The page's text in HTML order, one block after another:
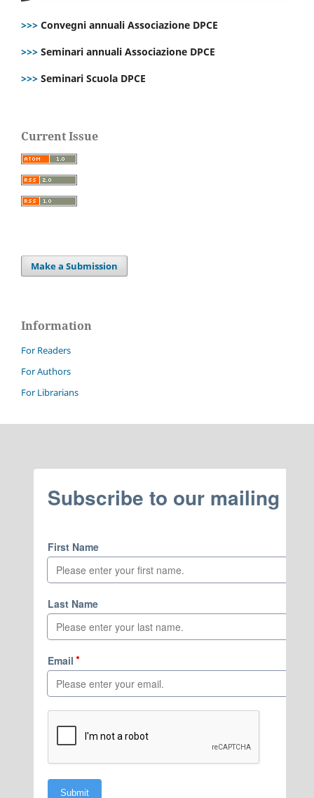
>>> Convegni annuali Associazione DPCE
>>> Seminari annuali Associazione DPCE
>>> Seminari Scuola DPCE
Current Issue
Make a Submission
Information
For Readers
For Authors
For Librarians